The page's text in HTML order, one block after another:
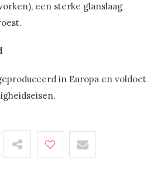
een sterke glanslaag
in Europa en voldoet